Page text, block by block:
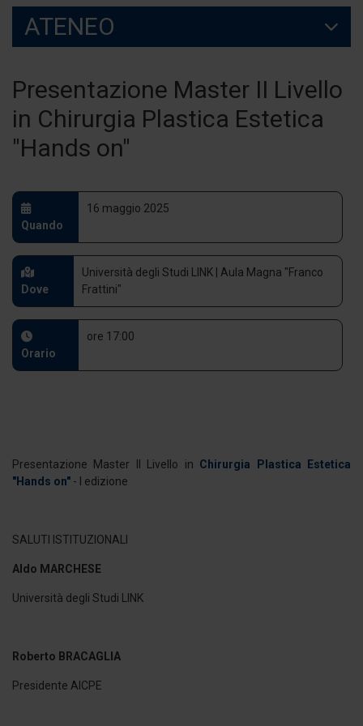
ATENEO
Presentazione Master II Livello
in Chirurgia Plastica Estetica
"Hands on"
Quando
16 maggio 2025
Dove
Università degli Studi LINK | Aula Magna "Franco
Frattini"
Orario
ore 17:00
Presentazione Master II Livello in Chirurgia Plastica Estetica
"Hands on" - I edizione
SALUTI ISTITUZIONALI
Aldo MARCHESE
Università degli Studi LINK
Roberto BRACAGLIA
Presidente AICPE